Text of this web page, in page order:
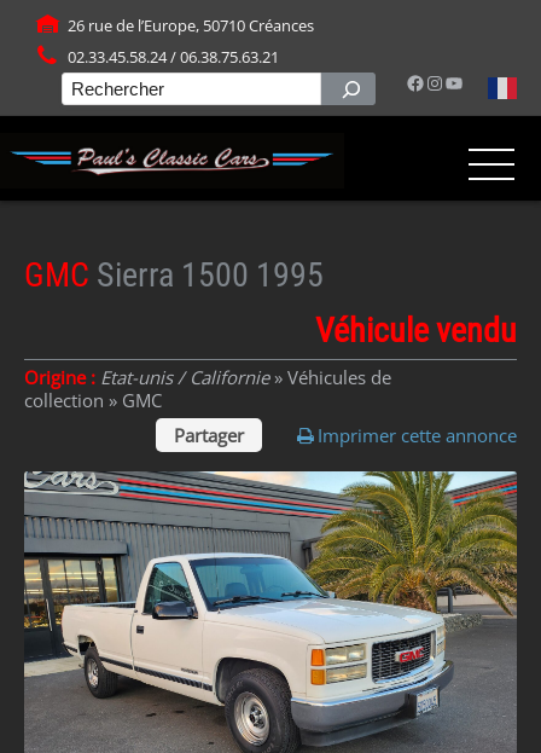
26 rue de l’Europe, 50710 Créances
02.33.45.58.24 / 06.38.75.63.21
Facebook
Instagram
YouTube
Rechercher
GMC Sierra 1500 1995
Véhicule vendu
Origine : Etat-unis / Californie» Véhicules de
collection » GMC
Partager
Imprimer cette annonce
Panneau de gestion des cookies